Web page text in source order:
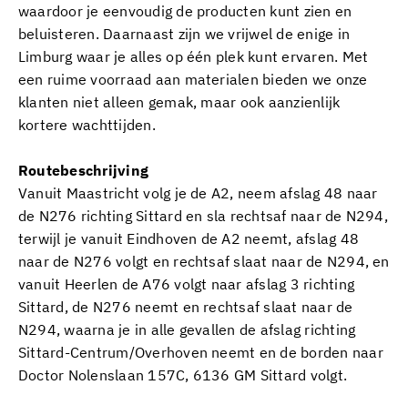
waardoor je eenvoudig de producten kunt zien en
beluisteren. Daarnaast zijn we vrijwel de enige in
Limburg waar je alles op één plek kunt ervaren. Met
een ruime voorraad aan materialen bieden we onze
klanten niet alleen gemak, maar ook aanzienlijk
kortere wachttijden.
Routebeschrijving
Vanuit Maastricht volg je de A2, neem afslag 48 naar
de N276 richting Sittard en sla rechtsaf naar de N294,
terwijl je vanuit Eindhoven de A2 neemt, afslag 48
naar de N276 volgt en rechtsaf slaat naar de N294, en
vanuit Heerlen de A76 volgt naar afslag 3 richting
Sittard, de N276 neemt en rechtsaf slaat naar de
N294, waarna je in alle gevallen de afslag richting
Sittard-Centrum/Overhoven neemt en de borden naar
Doctor Nolenslaan 157C, 6136 GM Sittard volgt.